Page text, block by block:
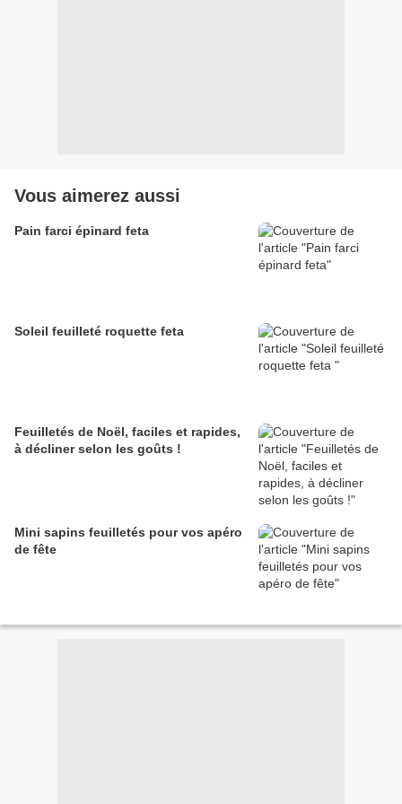
Vous aimerez aussi
Pain farci épinard feta
Soleil feuilleté roquette feta
Feuilletés de Noël, faciles et rapides,
à décliner selon les goûts !
Mini sapins feuilletés pour vos apéro
de fête